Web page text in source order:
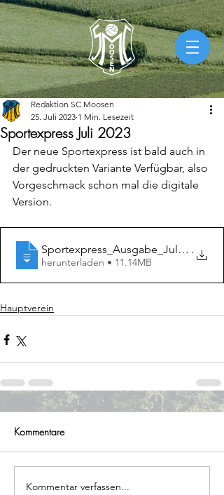
Sportexpress Juli 2023
Redaktion SC Moosen
25. Juli 2023 1 Min. Lesezeit
Der neue Sportexpress ist bald auch in
der gedruckten Variante Verfügbar, also
Vorgeschmack schon mal die digitale
Version.
Sportexpress_Ausgabe_Juli_23.
herunterladen • 11.14MB
Hauptverein
Kommentare
Kommentar verfassen...